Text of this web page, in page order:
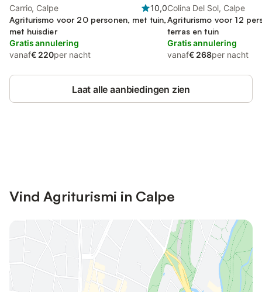
Carrio, Calpe
10,0
Agriturismo voor 20 personen, met tuin,
met huisdier
Gratis annulering
vanaf€ 220per nacht
Colina Del Sol, Calpe
Agriturismo voor 12
terras en tuin
Gratis annulering
vanaf€ 268per nacht
Laat alle aanbiedingen zien
Vind Agriturismi in Calpe